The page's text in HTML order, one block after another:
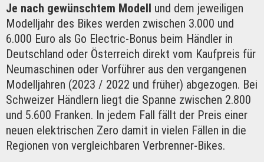
Je nach gewünschtem Modell und dem jeweiligen
Modelljahr des Bikes werden zwischen 3.000 und
6.000 Euro als Go Electric-Bonus beim Händler in
Deutschland oder Österreich direkt vom Kaufpreis für
Neumaschinen oder Vorführer aus den vergangenen
Modelljahren (2023 / 2022 und früher) abgezogen. Bei
Schweizer Händlern liegt die Spanne zwischen 2.800
und 5.600 Franken. In jedem Fall fällt der Preis einer
neuen elektrischen Zero damit in vielen Fällen in die
Regionen von vergleichbaren Verbrenner-Bikes.